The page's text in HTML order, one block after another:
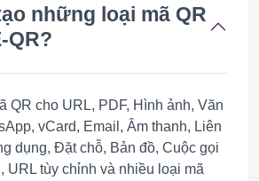
những loại mã QR
QR?
QR cho URL, PDF, Hình ảnh, Văn
vCard, Email, Âm thanh, Liên
dụng, Đặt chỗ, Bản đồ, Cuộc gọi
URL tùy chỉnh và nhiều loại mã